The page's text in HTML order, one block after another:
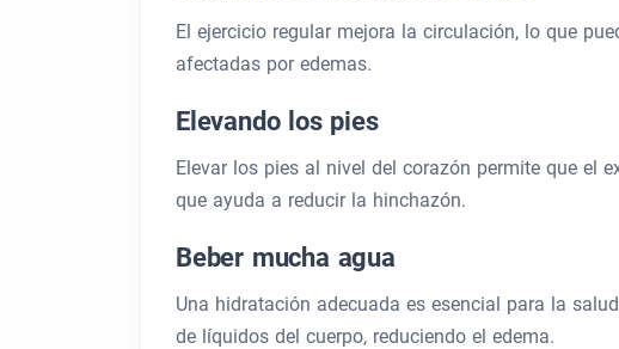
El ejercicio regular mejora la circulación, lo que
afectadas por edemas.
Elevando los pies
Elevar los pies al nivel del corazón permite que el
que ayuda a reducir la hinchazón.
Beber mucha agua
Una hidratación adecuada es esencial para la
de líquidos del cuerpo, reduciendo el edema.